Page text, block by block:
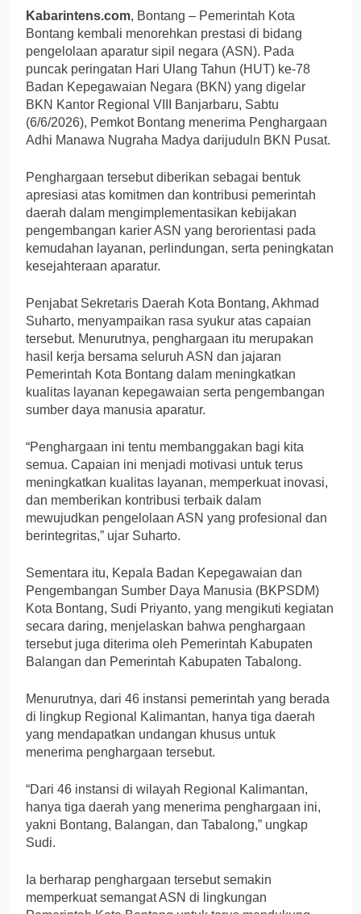
Kabarintens.com, Bontang – Pemerintah Kota
Bontang kembali menorehkan prestasi di bidang
pengelolaan aparatur sipil negara (ASN). Pada
puncak peringatan Hari Ulang Tahun (HUT) ke-78
Badan Kepegawaian Negara (BKN) yang digelar
BKN Kantor Regional VIII Banjarbaru, Sabtu
(6/6/2026), Pemkot Bontang menerima Penghargaan
Adhi Manawa Nugraha Madya darijuduln BKN Pusat.
Penghargaan tersebut diberikan sebagai bentuk
apresiasi atas komitmen dan kontribusi pemerintah
daerah dalam mengimplementasikan kebijakan
pengembangan karier ASN yang berorientasi pada
kemudahan layanan, perlindungan, serta peningkatan
kesejahteraan aparatur.
Penjabat Sekretaris Daerah Kota Bontang, Akhmad
Suharto, menyampaikan rasa syukur atas capaian
tersebut. Menurutnya, penghargaan itu merupakan
hasil kerja bersama seluruh ASN dan jajaran
Pemerintah Kota Bontang dalam meningkatkan
kualitas layanan kepegawaian serta pengembangan
sumber daya manusia aparatur.
“Penghargaan ini tentu membanggakan bagi kita
semua. Capaian ini menjadi motivasi untuk terus
meningkatkan kualitas layanan, memperkuat inovasi,
dan memberikan kontribusi terbaik dalam
mewujudkan pengelolaan ASN yang profesional dan
berintegritas,” ujar Suharto.
Sementara itu, Kepala Badan Kepegawaian dan
Pengembangan Sumber Daya Manusia (BKPSDM)
Kota Bontang, Sudi Priyanto, yang mengikuti kegiatan
secara daring, menjelaskan bahwa penghargaan
tersebut juga diterima oleh Pemerintah Kabupaten
Balangan dan Pemerintah Kabupaten Tabalong.
Menurutnya, dari 46 instansi pemerintah yang berada
di lingkup Regional Kalimantan, hanya tiga daerah
yang mendapatkan undangan khusus untuk
menerima penghargaan tersebut.
“Dari 46 instansi di wilayah Regional Kalimantan,
hanya tiga daerah yang menerima penghargaan ini,
yakni Bontang, Balangan, dan Tabalong,” ungkap
Sudi.
Ia berharap penghargaan tersebut semakin
memperkuat semangat ASN di lingkungan